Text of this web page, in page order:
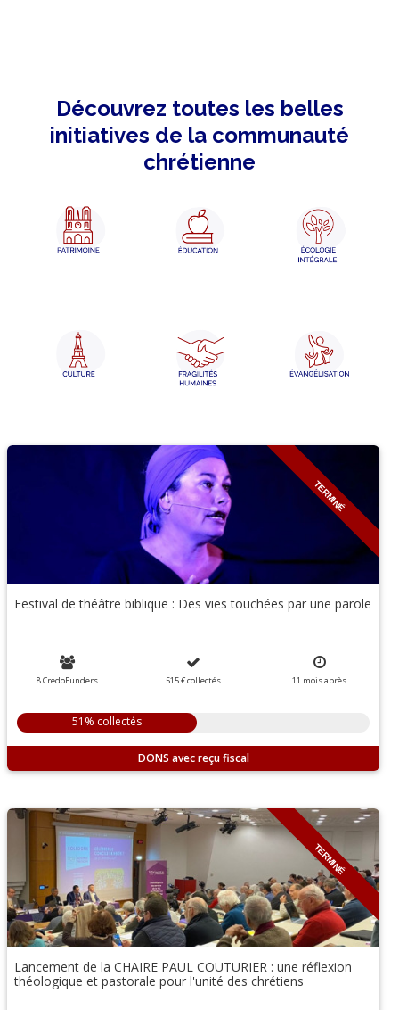
Découvrez toutes les belles
initiatives de la communauté
chrétienne
TERMINÉ
Festival de théâtre biblique : Des vies touchées par une parole
8 CredoFunders 515 €collectés 11 moisaprès
51% collectés
DONS
TERMINÉ
Lancement de la CHAIRE PAUL COUTURIER : une réflexion
théologique et pastorale pour l'unité des chrétiens